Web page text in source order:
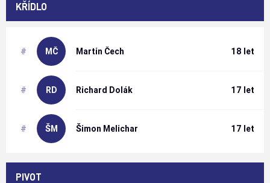
KŘÍDLO
# MČ Martin Čech 18 let
# RD Richard Dolák 17 let
# ŠM Šimon Melichar 17 let
PIVOT